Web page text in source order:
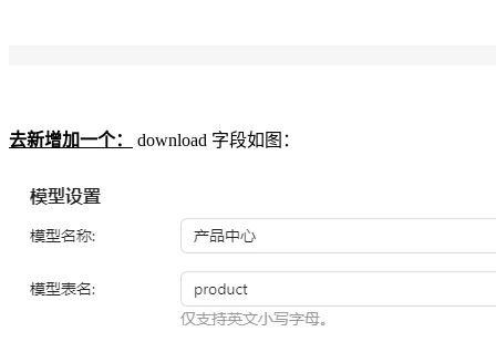
去新增加一个： download 字段如图：